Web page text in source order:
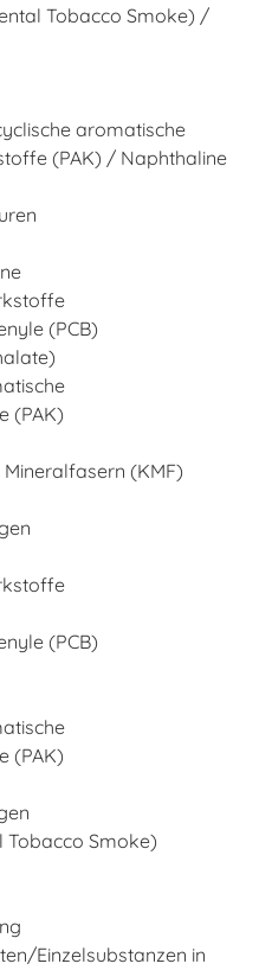
Tobacco Smoke) /
aromatische
(PAK) / Naphthaline
(PCB)
(PAK)
(KMF)
(PCB)
(PAK)
Tobacco Smoke)
Einzelsubstanzen in